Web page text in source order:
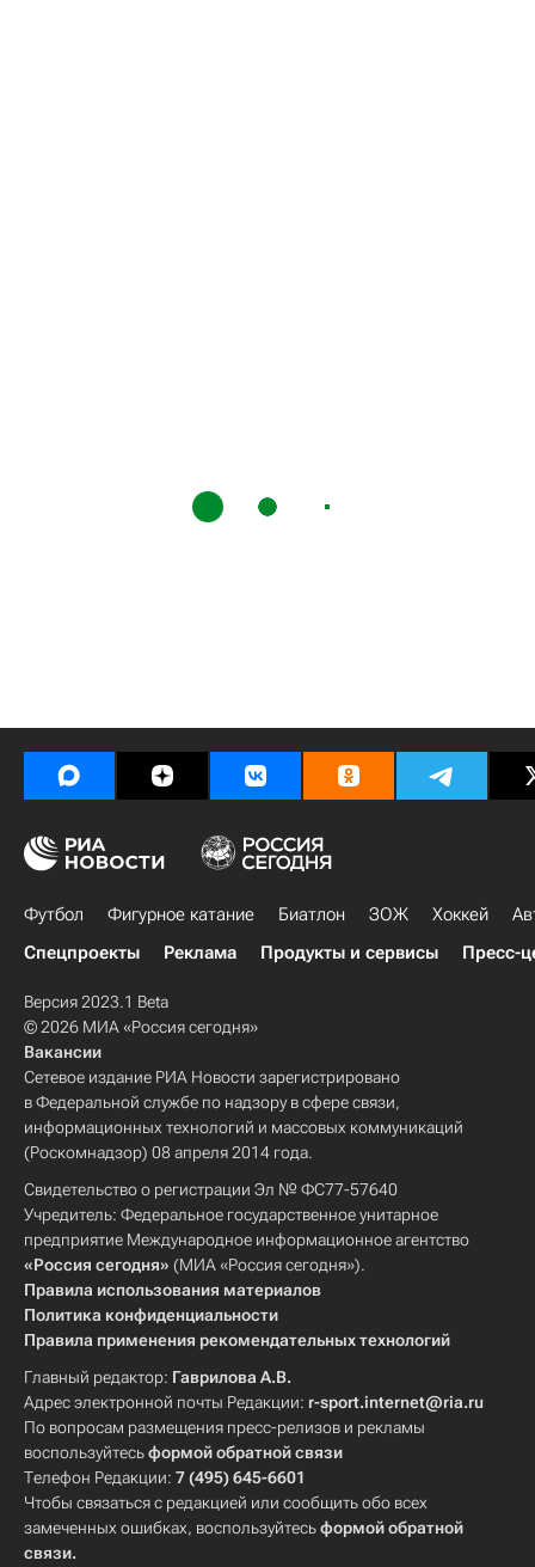
Футбол Фигурное катание Биатлон ЗОЖ Хоккей
Спецпроекты
Реклама Продукты и сервисы Пресс-
Версия 2023.1 Beta
© 2026 МИА «Россия сегодня»
Вакансии
Сетевое издание РИА Новости зарегистрировано
в Федеральной службе по надзору в сфере связи,
информационных технологий и массовых коммуникаций
(Роскомнадзор) 08 апреля 2014 года.
Свидетельство о регистрации Эл № ФС77-57640
Учредитель: Федеральное государственное унитарное
предприятие Международное информационное агентство
«Россия сегодня» (МИА «Россия сегодня»).
Правила использования материалов
Политика конфиденциальности
Правила применения рекомендательных технологий
Главный редактор: Гаврилова А.В.
Адрес электронной почты Редакции: r-sport.internet@ria.ru
По вопросам размещения пресс-релизов и рекламы
воспользуйтесьформой обратной связи
Телефон Редакции: 7 (495) 645-6601
Чтобы связаться с редакцией или сообщить обо всех
замеченных ошибках, воспользуйтесьформой обратной
связи.